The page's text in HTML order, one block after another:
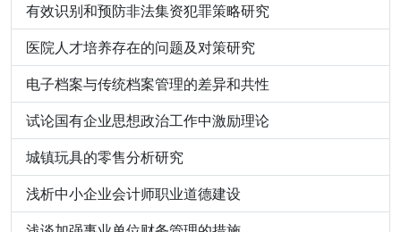
有效识别和预防非法集资犯罪策略研究
医院人才培养存在的问题及对策研究
电子档案与传统档案管理的差异和共性
试论国有企业思想政治工作中激励理论
城镇玩具的零售分析研究
浅析中小企业会计师职业道德建设